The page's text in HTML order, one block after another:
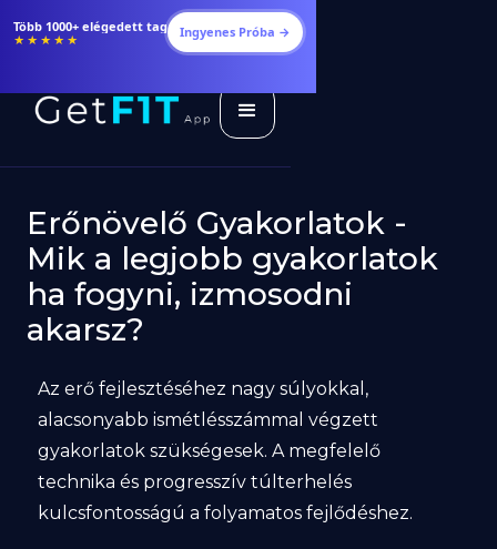
Több 1000+ elégedett tag
★★★★★ Ingyenes Próba →
Erőnövelő Gyakorlatok -
Mik a legjobb gyakorlatok
ha fogyni, izmosodni
akarsz?
Az erő fejlesztéséhez nagy súlyokkal,
alacsonyabb ismétlésszámmal végzett
gyakorlatok szükségesek. A megfelelő
technika és progresszív túlterhelés
kulcsfontosságú a folyamatos fejlődéshez.